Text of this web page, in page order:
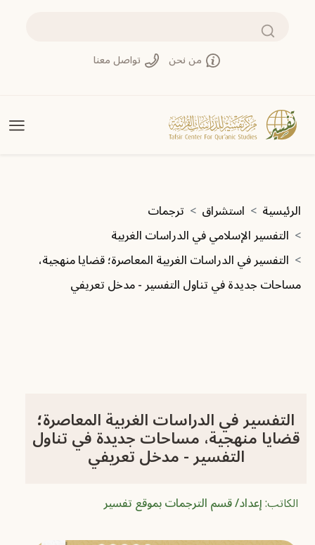
بحث
من نحن تواصل معنا
مسار التنقل
الرئيسية استشراق
ترجمات
التفسير الإسلامي في الدراسات الغربية
التفسير في الدراسات الغربية المعاصرة؛ قضايا منهجية،
مساحات جديدة في تناول التفسير - مدخل تعريفي
التفسير في الدراسات الغربية المعاصرة؛
قضايا منهجية، مساحات جديدة في تناول
التفسير - مدخل تعريفي
الكاتب:إعداد/ قسم الترجمات بموقع تفسير